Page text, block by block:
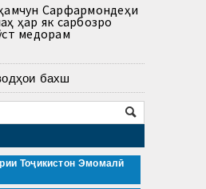
Сарфармондеҳи
ҳар як сарбозро
медорам
бахш
Тоҷикистон Эмомалӣ